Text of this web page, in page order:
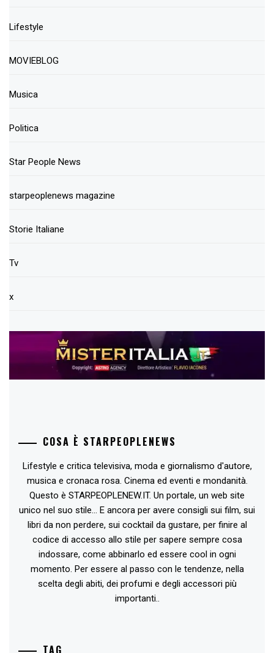
Lifestyle
MOVIEBLOG
Musica
Politica
Star People News
starpeoplenews magazine
Storie Italiane
Tv
x
COSA È STARPEOPLENEWS
Lifestyle e critica televisiva, moda e giornalismo d'autore,
musica e cronaca rosa. Cinema ed eventi e mondanità.
Questo è STARPEOPLENEW.IT. Un portale, un web site
unico nel suo stile... E ancora per avere consigli sui film, sui
libri da non perdere, sui cocktail da gustare, per finire al
codice di accesso allo stile per sapere sempre cosa
indossare, come abbinarlo ed essere cool in ogni
momento. Per essere al passo con le tendenze, nella
scelta degli abiti, dei profumi e degli accessori più
importanti..
TAG